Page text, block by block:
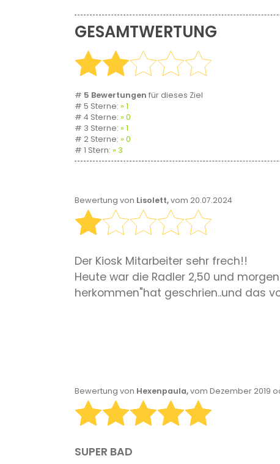
GESAMTWERTUNG
# 5 Bewertungen für dieses Ziel
# 5 Sterne:
1
# 4 Sterne:
0
# 3 Sterne:
1
# 2 Sterne:
0
# 1 Stern:
3
Bewertung von Lisolett,vom 20.07.2024
Der Kiosk Mitarbeiter sehr frech!!
Heute war die Radler 2,50 und
herkommen"hat geschrien..und das
Bewertung von Hexenpaula,vom Dezember 2019
SUPER BAD